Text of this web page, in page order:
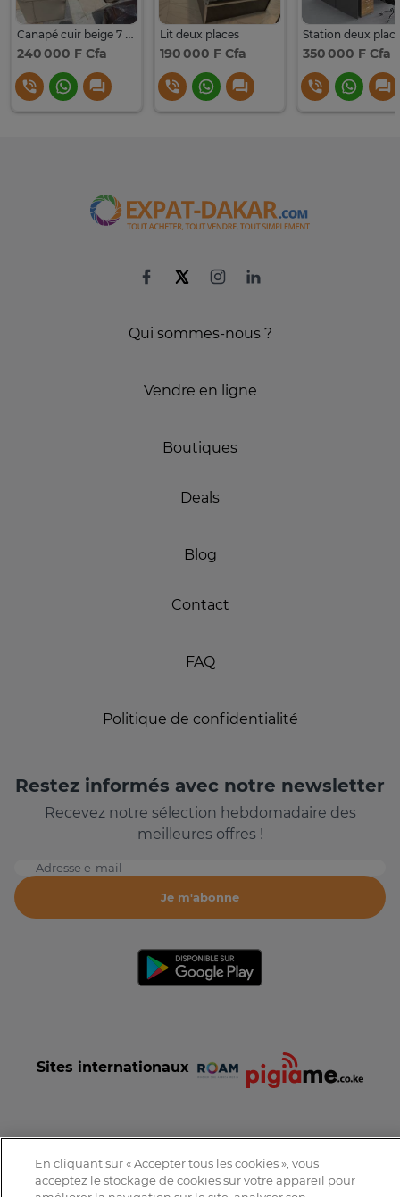
Canapé cuir beige 7 places confortable
240 000 F Cfa
Lit deux places
190 000 F Cfa
Station deux
350 000 F Cfa
Qui sommes-nous ?
Vendre en ligne
Boutiques
Deals
Blog
Contact
FAQ
Politique de confidentialité
Restez informés avec notre newsletter
Recevez notre sélection hebdomadaire des
meilleures offres !
Adresse e-mail
Je m'abonne
Sites internationaux
Conditions et Charte d'utilisation
Politique de confidentialité
Tous droits réservés © 2016-2026 Expat-Dakar
En cliquant sur « Accepter tous les cookies », vous
acceptez le stockage de cookies sur votre appareil pour